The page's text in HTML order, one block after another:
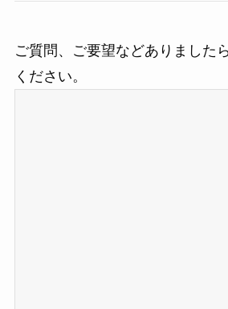
ご質問、ご要望などありました
ください。